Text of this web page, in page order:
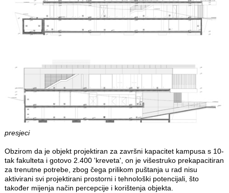
presjeci
Obzirom da je objekt projektiran za završni kapacitet kampusa s 10-
tak fakulteta i gotovo 2.400 'kreveta', on je višestruko prekapacitiran
za trenutne potrebe, zbog čega prilikom puštanja u rad nisu
aktivirani svi projektirani prostorni i tehnološki potencijali, što
također mijenja način percepcije i korištenja objekta.